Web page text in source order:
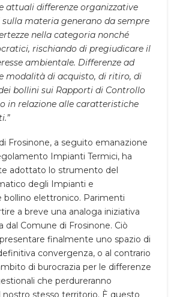
attuali differenze organizzative
materia generano da sempre
nella categoria nonché
rischiando di pregiudicare il
ambientale. Differenze ad
modalità di acquisto, di ritiro, di
bollini sui Rapporti di Controllo
in relazione alle caratteristiche
Frosinone, a seguito emanazione
Impianti Termici, ha
adottato lo strumento del
degli Impianti e
bollino elettronico. Parimenti
a breve una analoga iniziativa
dal Comune di Frosinone. Ciò
finalmente uno spazio di
convergenza, o al contrario
di burocrazia per le differenze
che perdureranno
nostro stesso territorio. È questo